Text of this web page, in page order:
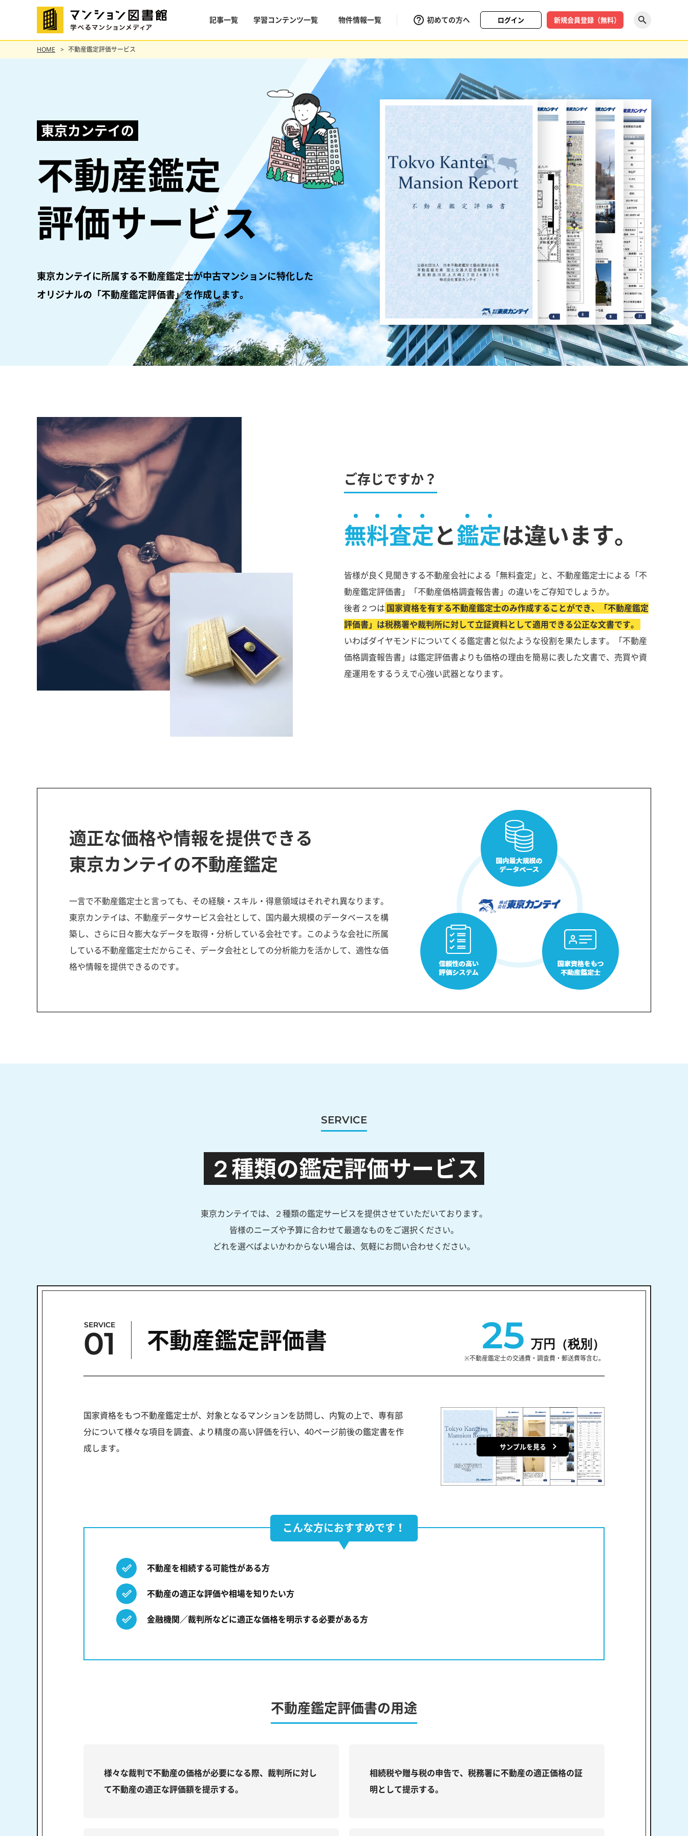
記事一覧 学習コンテンツ一覧 物件情報一覧 初めての方へ ログイン 新規会員登録（無料）
HOME 不動産鑑定評価サービス
東京カンテイの
不動産鑑定
評価サービス
東京カンテイに所属する不動産鑑定士が中古マンションに特化した
オリジナルの「不動産鑑定評価書」を作成します。
ご存じですか？
無料査定と鑑定は違います。
皆様が良く見聞きする不動産会社による「無料査定」と、不動産鑑定士による「不
動産鑑定評価書」「不動産価格調査報告書」の違いをご存知でしょうか。
後者２つは 国家資格を有する不動産鑑定士のみ作成することができ、「不動産鑑定
評価書」は税務署や裁判所に対して立証資料として適用できる公正な文書です。
いわばダイヤモンドについてくる鑑定書と似たような役割を果たします。「不動産
価格調査報告書」は鑑定評価書よりも価格の理由を簡易に表した文書で、売買や資
産運用をするうえで心強い武器となります。
適正な価格や情報を提供できる
東京カンテイの不動産鑑定
一言で不動産鑑定士と言っても、その経験・スキル・得意領域はそれぞれ異なります。
東京カンテイは、不動産データサービス会社として、国内最大規模のデータベースを構
築し、さらに日々膨大なデータを取得・分析している会社です。このような会社に所属
している不動産鑑定士だからこそ、データ会社としての分析能力を活かして、適性な価
格や情報を提供できるのです。
SERVICE
２種類の鑑定評価サービス
東京カンテイでは、２種類の鑑定サービスを提供させていただいております。
皆様のニーズや予算に合わせて最適なものをご選択ください。
どれを選べばよいかわからない場合は、気軽にお問い合わせください。
SERVICE
01 不動産鑑定評価書 25 万円（税別）
※不動産鑑定士の交通費・調査費・郵送費等含む。
国家資格をもつ不動産鑑定士が、対象となるマンションを訪問し、内覧の上で、専有部
分について様々な項目を調査、より精度の高い評価を行い、40ページ前後の鑑定書を作
成します。
サンプルを見る
こんな方におすすめです！
不動産を相続する可能性がある方
不動産の適正な評価や相場を知りたい方
金融機関／裁判所などに適正な価格を明示する必要がある方
不動産鑑定評価書の用途
様々な裁判で不動産の価格が必要になる際、裁判所に対し
て不動産の適正な評価額を提示する。
相続税や贈与税の申告で、税務署に不動産の適正価格の証
明として提示する。